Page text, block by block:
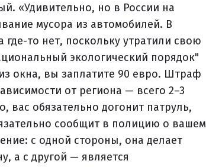
«Удивительно, но в России на
мусора из автомобилей. В
то нет, поскольку утратили свою
экологический порядок"
окна, вы заплатите 90 евро. Штраф
от региона — всего 2–3
вас обязательно догонит патруль,
сообщит в полицию о вашем
с одной стороны, она делает
а с другой — является